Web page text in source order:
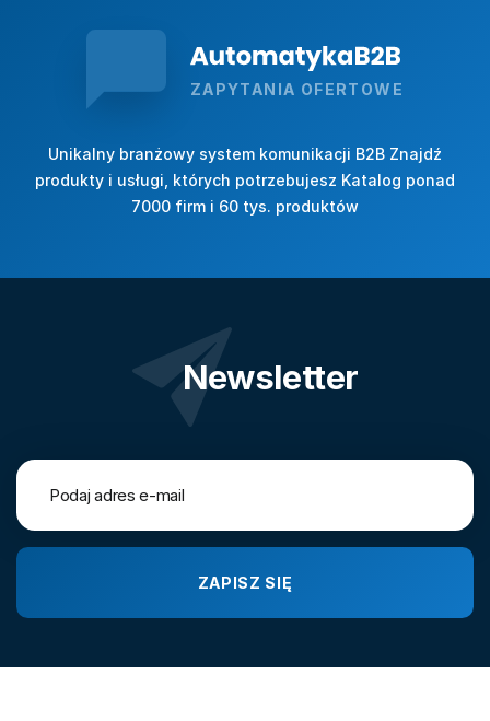
ZAPYTANIA OFERTOWE
Unikalny branżowy system komunikacji B2B Znajdź
produkty i usługi, których potrzebujesz Katalog ponad
7000 firm i 60 tys. produktów
Newsletter